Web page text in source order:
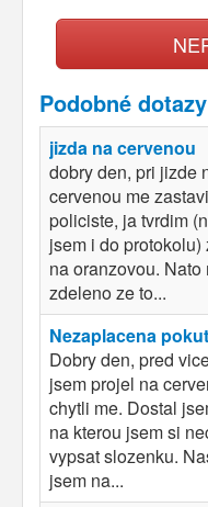
Podobné dotazy
jizda na cervenou
dobry den, pri jizde
cervenou me
policiste, ja tvrdim
jsem i do protokolu)
na oranzovou. Nato
zdeleno ze to...
Nezaplacena
Dobry den, pred
jsem projel na
chytli me. Dostal
na kterou jsem si
vypsat slozenku.
jsem na...